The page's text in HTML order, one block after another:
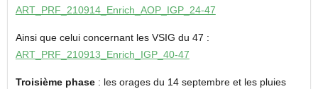
ART_PRF_210914_Enrich_AOP_IGP_24-47
Ainsi que celui concernant les VSIG du 47 :
ART_PRF_210913_Enrich_IGP_40-47
Troisième phase: les orages du 14 septembre et les pluies